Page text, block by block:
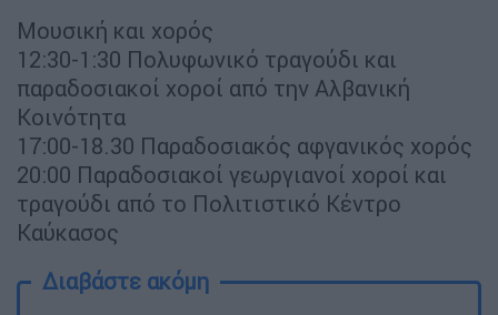
Μουσική και χορός
12:30-1:30 Πολυφωνικό τραγούδι και
παραδοσιακοί χοροί από την Αλβανική
Κοινότητα
17:00-18.30 Παραδοσιακός αφγανικός χορός
20:00 Παραδοσιακοί γεωργιανοί χοροί και
τραγούδι από το Πολιτιστικό Κέντρο
Καύκασος
Διαβάστε ακόμη